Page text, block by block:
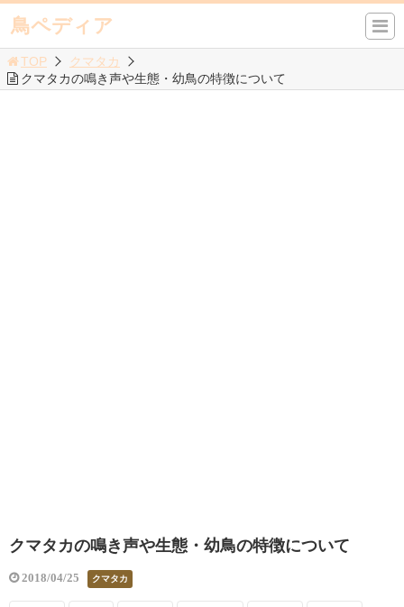
鳥ペディア
TOP
クマタカ
クマタカの鳴き声や生態・幼鳥の特徴について
クマタカの鳴き声や生態・幼鳥の特徴について
2018/04/25 クマタカ